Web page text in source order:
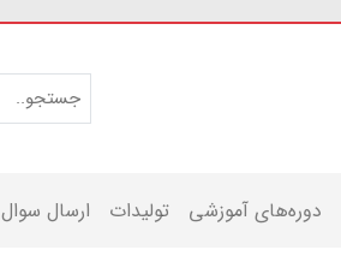
دوره‌های آموزشی تولیدات ارسال سوال